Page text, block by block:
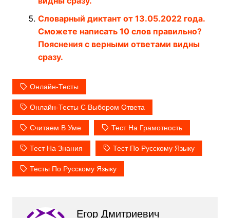
Словарный диктант от 13.05.2022 года.
Сможете написать 10 слов правильно?
Пояснения с верными ответами видны
сразу.
Онлайн-Тесты
Онлайн-Тесты С Выбором Ответа
Считаем В Уме Тест На Грамотность
Тест На Знания Тест По Русскому Языку
Тесты По Русскому Языку
Егор Дмитриевич